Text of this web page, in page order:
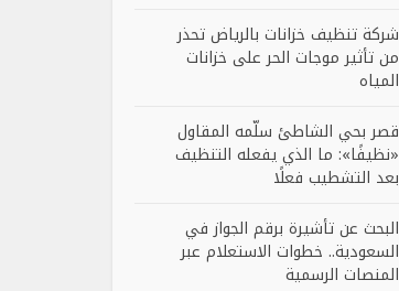
شركة تنظيف خزانات بالرياض تحذر
من تأثير موجات الحر على خزانات
المياه
قصر بحي الشاطئ سلّمه المقاول
«نظيفًا»: ما الذي يفعله التنظيف
بعد التشطيب فعلًا
البحث عن تأشيرة برقم الجواز في
السعودية.. خطوات الاستعلام عبر
المنصات الرسمية